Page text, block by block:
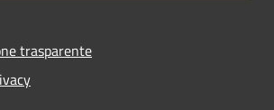
trasparente